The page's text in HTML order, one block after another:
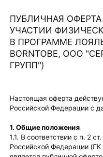
ПУБЛИЧНАЯ
УЧАСТИИ
В ПРОГРАММЕ
BORNTOBE, ООО
ГРУПП")
Настоящая оферта
Российской Федерации с
1. Общие положения
1.1. В соответствии с п. 2
Российской Федерации